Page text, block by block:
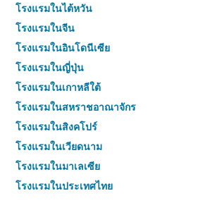
โรงแรมในไต้หวัน
โรงแรมในจีน
โรงแรมในอินโดนีเซีย
โรงแรมในญี่ปุ่น
โรงแรมในเกาหลีใต้
โรงแรมในสหราชอาณาจักร
โรงแรมในสิงคโปร์
โรงแรมในเวียดนาม
โรงแรมในมาเลเซีย
โรงแรมในประเทศไทย